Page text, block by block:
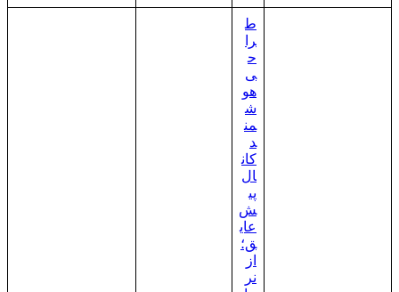
ط
را
ح
ی
هو
ش
من
د
کان
ال
پی
ش‌
عای
ق؛
از
نر